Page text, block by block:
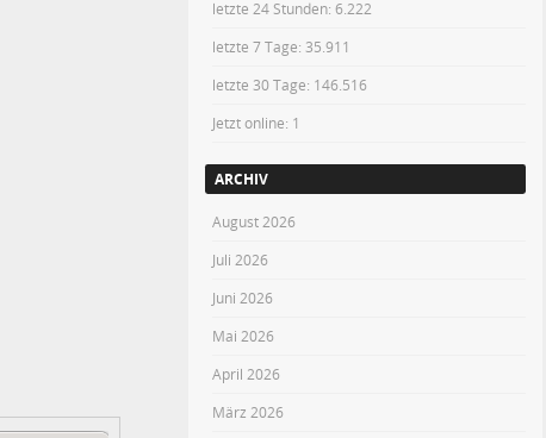
letzte 24 Stunden:6.222
letzte 7 Tage: 35.911
letzte 30 Tage: 146.516
Jetzt online: 1
ARCHIV
August 2026
Juli 2026
Juni 2026
Mai 2026
April 2026
März 2026